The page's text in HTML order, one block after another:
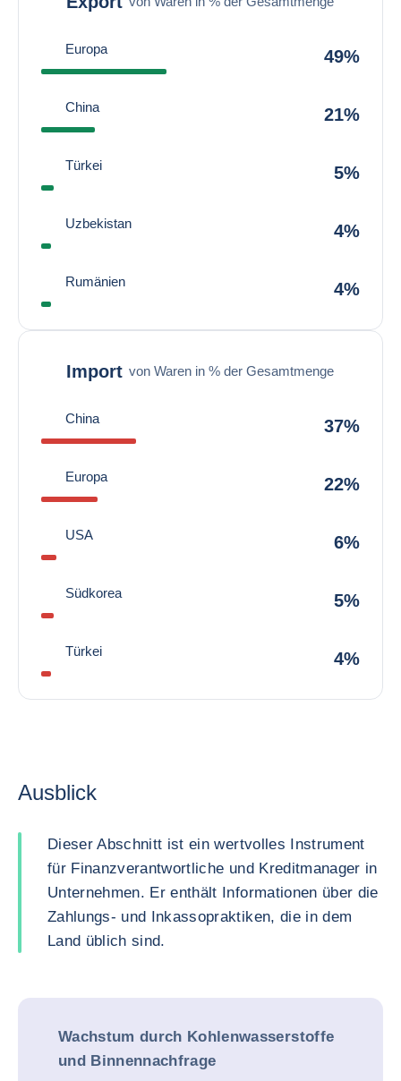
Europa 49%
China 21%
Türkei 5%
Uzbekistan 4%
Rumänien 4%
Import von Waren in % der Gesamtmenge
China 37%
Europa 22%
USA 6%
Südkorea 5%
Türkei 4%
Ausblick
Dieser Abschnitt ist ein wertvolles Instrument
für Finanzverantwortliche und Kreditmanager in
Unternehmen. Er enthält Informationen über die
Zahlungs- und Inkassopraktiken, die in dem
Land üblich sind.
Wachstum durch Kohlenwasserstoffe
und Binnennachfrage